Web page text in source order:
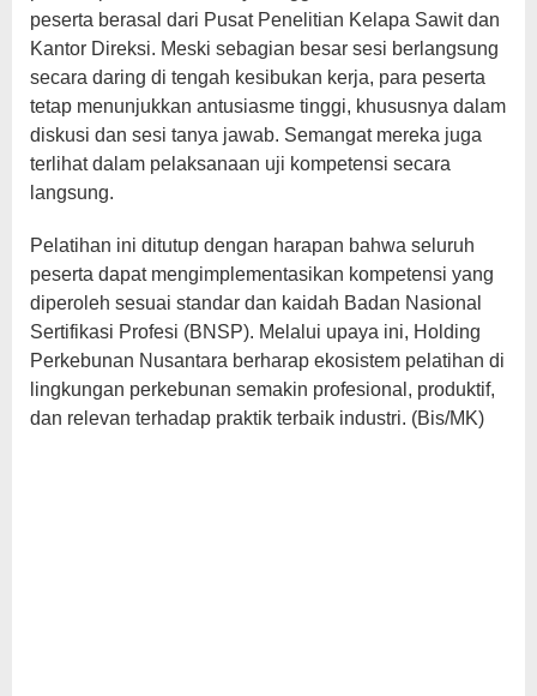
peserta berasal dari Pusat Penelitian Kelapa Sawit dan
Kantor Direksi. Meski sebagian besar sesi berlangsung
secara daring di tengah kesibukan kerja, para peserta
tetap menunjukkan antusiasme tinggi, khususnya dalam
diskusi dan sesi tanya jawab. Semangat mereka juga
terlihat dalam pelaksanaan uji kompetensi secara
langsung.
Pelatihan ini ditutup dengan harapan bahwa seluruh
peserta dapat mengimplementasikan kompetensi yang
diperoleh sesuai standar dan kaidah Badan Nasional
Sertifikasi Profesi (BNSP). Melalui upaya ini, Holding
Perkebunan Nusantara berharap ekosistem pelatihan di
lingkungan perkebunan semakin profesional, produktif,
dan relevan terhadap praktik terbaik industri. (Bis/MK)